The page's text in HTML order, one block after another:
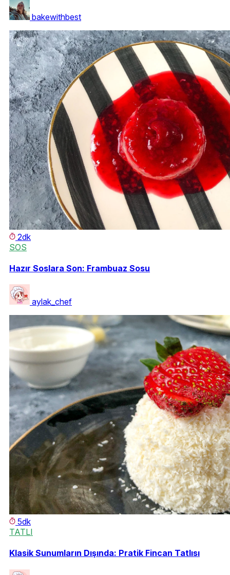
bakewithbest
2dk
SOS
Hazır Soslara Son: Frambuaz Sosu
aylak_chef
5dk
TATLI
Klasik Sunumların Dışında: Pratik Fincan Tatlısı